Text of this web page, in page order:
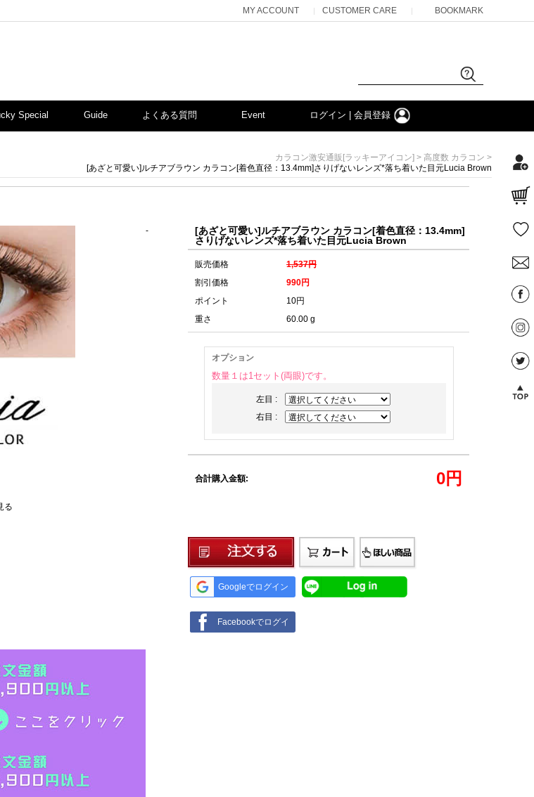
MY ACCOUNT | CUSTOMER CARE | BOOKMARK
Special Guide よくある質問 Event ログイン | 会員登録
カラコン激安通販[ラッキーアイコン] > 高度数 カラコン >
[あざと可愛い]ルチアブラウン カラコン[着色直径：13.4mm]さりげないレンズ*落ち着いた目元Lucia Brown
る
-
[あざと可愛い]ルチアブラウン カラコン[着色直径：13.4mm]
さりげないレンズ*落ち着いた目元Lucia Brown
販売価格
1,537円
割引価格
990円
ポイント
10円
重さ
60.00 g
オプション
数量１は1セット(両眼)です。
左目 :
右目 :
合計購入金額: 0円
Googleでログイン
Facebookでログイ